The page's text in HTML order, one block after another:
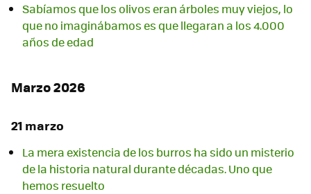
Sabíamos que los olivos eran árboles muy viejos, lo
que no imaginábamos es que llegaran a los 4.000
años de edad
Marzo 2026
21 marzo
La mera existencia de los burros ha sido un misterio
de la historia natural durante décadas. Uno que
hemos resuelto